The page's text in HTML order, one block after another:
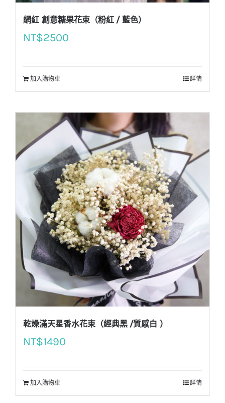
網紅 創意糖果花束（粉紅 / 藍色）
NT$2500
加入購物車 詳情
乾燥滿天星香水花束（經典黑 /質感白 ）
NT$1490
加入購物車 詳情